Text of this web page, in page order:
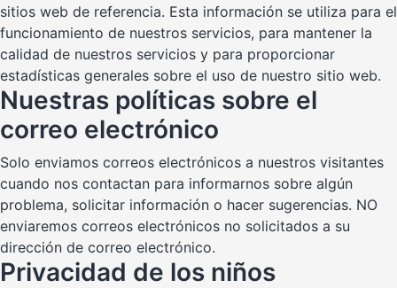
sitios web de referencia. Esta información se utiliza para el
funcionamiento de nuestros servicios, para mantener la
calidad de nuestros servicios y para proporcionar
estadísticas generales sobre el uso de nuestro sitio web.
Nuestras políticas sobre el
correo electrónico
Solo enviamos correos electrónicos a nuestros visitantes
cuando nos contactan para informarnos sobre algún
problema, solicitar información o hacer sugerencias. NO
enviaremos correos electrónicos no solicitados a su
dirección de correo electrónico.
Privacidad de los niños